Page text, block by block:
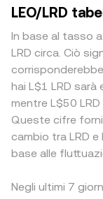
LEO/LRD
In base al tasso
LRD circa. Ciò
hai L$1 LRD
mentre L$50
Queste cifre
cambio tra LRD
base alle
Negli ultimi 7